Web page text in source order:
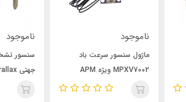
ناموجود
ماژول سنسور سرعت باد
MPXV7002 ویژه APM
ناموجود
سنسور
جهتی Parallax